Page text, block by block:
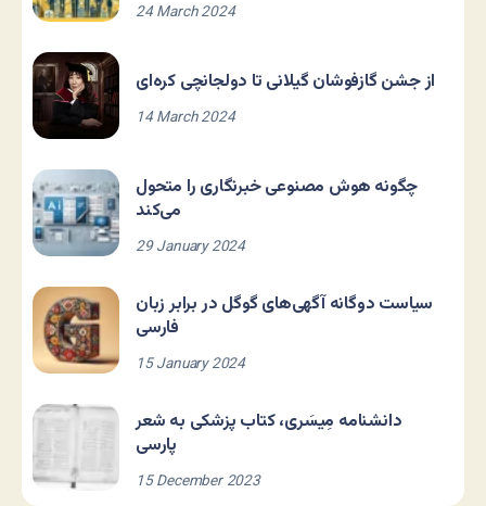
24 March 2024
از جشن گازفوشان گیلانی تا دولجانچی کره‌ای
14 March 2024
چگونه هوش مصنوعی خبرنگاری را متحول
می‌کند
29 January 2024
سیاست دوگانه آگهی‌های گوگل در برابر زبان
فارسی
15 January 2024
دانشنامه مِیسَری، کتاب پزشکی به شعر
پارسی
15 December 2023